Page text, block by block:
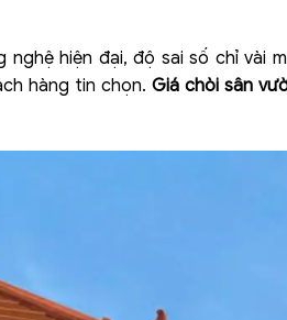
hiện đại, độ sai số chỉ vài
hàng tin chọn. Giá chòi sân